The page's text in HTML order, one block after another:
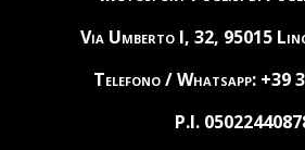
Via Umberto I, 32, 95015
Telefono / Whatsapp: +39
P.I.